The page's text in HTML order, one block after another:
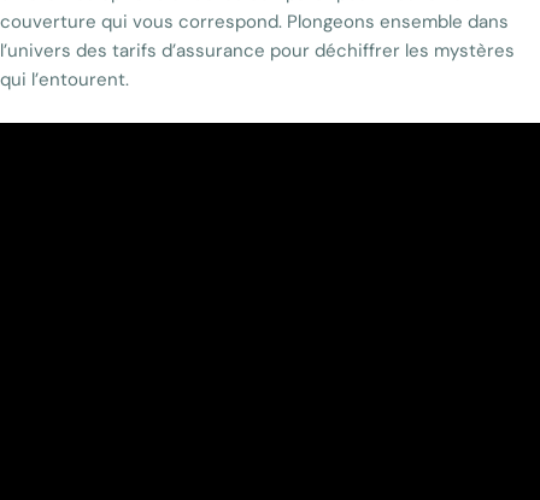
couverture qui vous correspond. Plongeons ensemble dans
l’univers des tarifs d’assurance pour déchiffrer les mystères
qui l’entourent.